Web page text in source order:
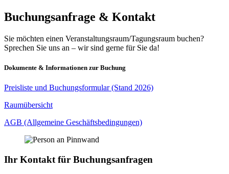
Buchungsanfrage & Kontakt
Sie möchten einen Veranstaltungsraum/Tagungsraum buchen?
Sprechen Sie uns an – wir sind gerne für Sie da!
Dokumente & Informationen zur Buchung
Preisliste und Buchungsformular (Stand 2026)
Raumübersicht
AGB (Allgemeine Geschäftsbedingungen)
Ihr Kontakt für Buchungsanfragen